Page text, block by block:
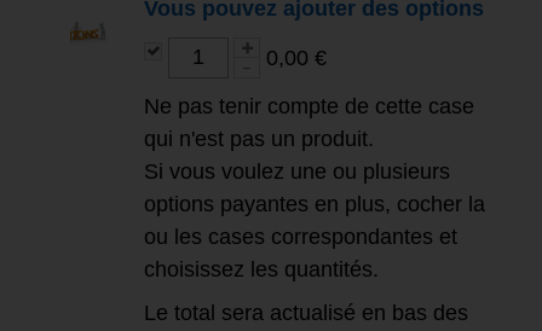
Vous pouvez ajouter des options
0,00 €
Ne pas tenir compte de cette case
qui n'est pas un produit.
Si vous voulez une ou plusieurs
options payantes en plus, cocher la
ou les cases correspondantes et
choisissez les quantités.
Le total sera actualisé en bas des